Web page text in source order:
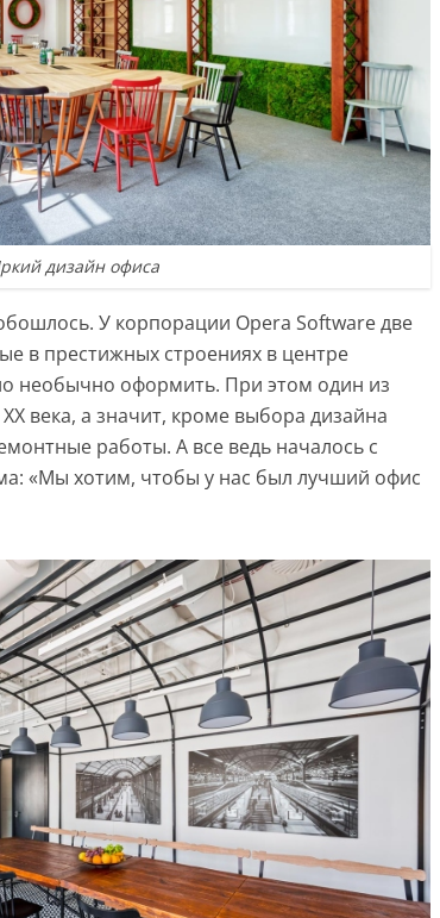
дизайн офиса
У корпорации Opera Software две
в престижных строениях в центре
необычно оформить. При этом один из
века, а значит, кроме выбора дизайна
работы. А все ведь началось с
«Мы хотим, чтобы у нас был лучший офис